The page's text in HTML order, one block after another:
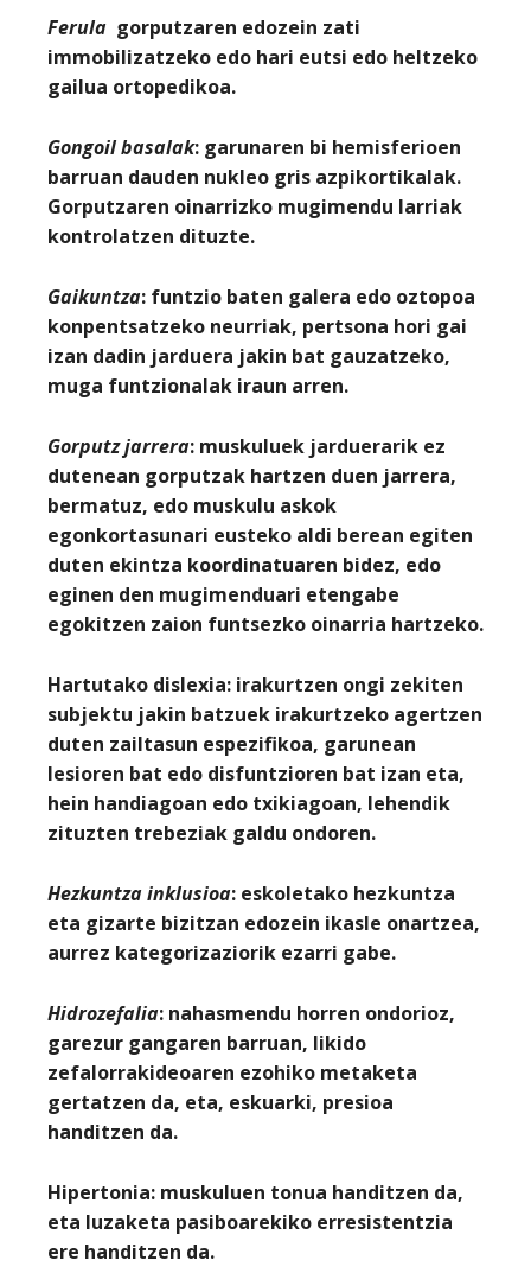
Ferula gorputzaren edozein zati
immobilizatzeko edo hari eutsi edo heltzeko
gailua ortopedikoa.
Gongoil basalak: garunaren bi hemisferioen
barruan dauden nukleo gris azpikortikalak.
Gorputzaren oinarrizko mugimendu larriak
kontrolatzen dituzte.
Gaikuntza: funtzio baten galera edo oztopoa
konpentsatzeko neurriak, pertsona hori gai
izan dadin jarduera jakin bat gauzatzeko,
muga funtzionalak iraun arren.
Gorputz jarrera: muskuluek jarduerarik ez
dutenean gorputzak hartzen duen jarrera,
bermatuz, edo muskulu askok
egonkortasunari eusteko aldi berean egiten
duten ekintza koordinatuaren bidez, edo
eginen den mugimenduari etengabe
egokitzen zaion funtsezko oinarria hartzeko.
Hartutako dislexia: irakurtzen ongi zekiten
subjektu jakin batzuek irakurtzeko agertzen
duten zailtasun espezifikoa, garunean
lesioren bat edo disfuntzioren bat izan eta,
hein handiagoan edo txikiagoan, lehendik
zituzten trebeziak galdu ondoren.
Hezkuntza inklusioa: eskoletako hezkuntza
eta gizarte bizitzan edozein ikasle onartzea,
aurrez kategorizaziorik ezarri gabe.
Hidrozefalia: nahasmendu horren ondorioz,
garezur gangaren barruan, likido
zefalorrakideoaren ezohiko metaketa
gertatzen da, eta, eskuarki, presioa
handitzen da.
Hipertonia: muskuluen tonua handitzen da,
eta luzaketa pasiboarekiko erresistentzia
ere handitzen da.